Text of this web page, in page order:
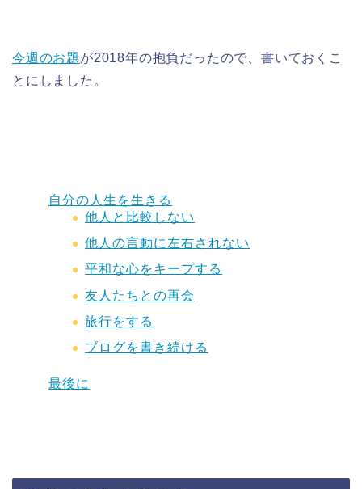
今週のお題 が2018年の抱負だったので、書いておくこ
とにしました。
自分の人生を生きる
他人と比較しない
他人の言動に左右されない
平和な心をキープする
友人たちとの再会
旅行をする
ブログを書き続ける
最後に